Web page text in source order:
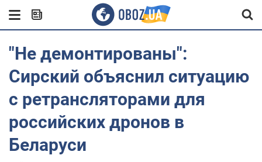
"Не демонтированы":
Сирский объяснил ситуацию
с ретрансляторами для
российских дронов в
Беларуси